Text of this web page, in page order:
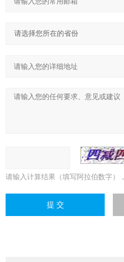
请输入计算结果（填写阿拉伯数字）